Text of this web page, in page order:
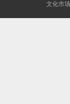
文化市